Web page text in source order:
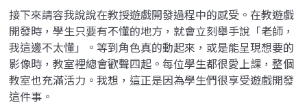
接下來請容我說說在教授遊戲開發過程中的感受。在教遊戲
開發時，學生只要有不懂的地方，就會立刻舉手說「老師，
我這邊不太懂」。等到角色真的動起來，或是能呈現想要的
影像時，教室裡總會歡聲四起。每位學生都很愛上課，整個
教室也充滿活力。我想，這正是因為學生們很享受遊戲開發
這件事。